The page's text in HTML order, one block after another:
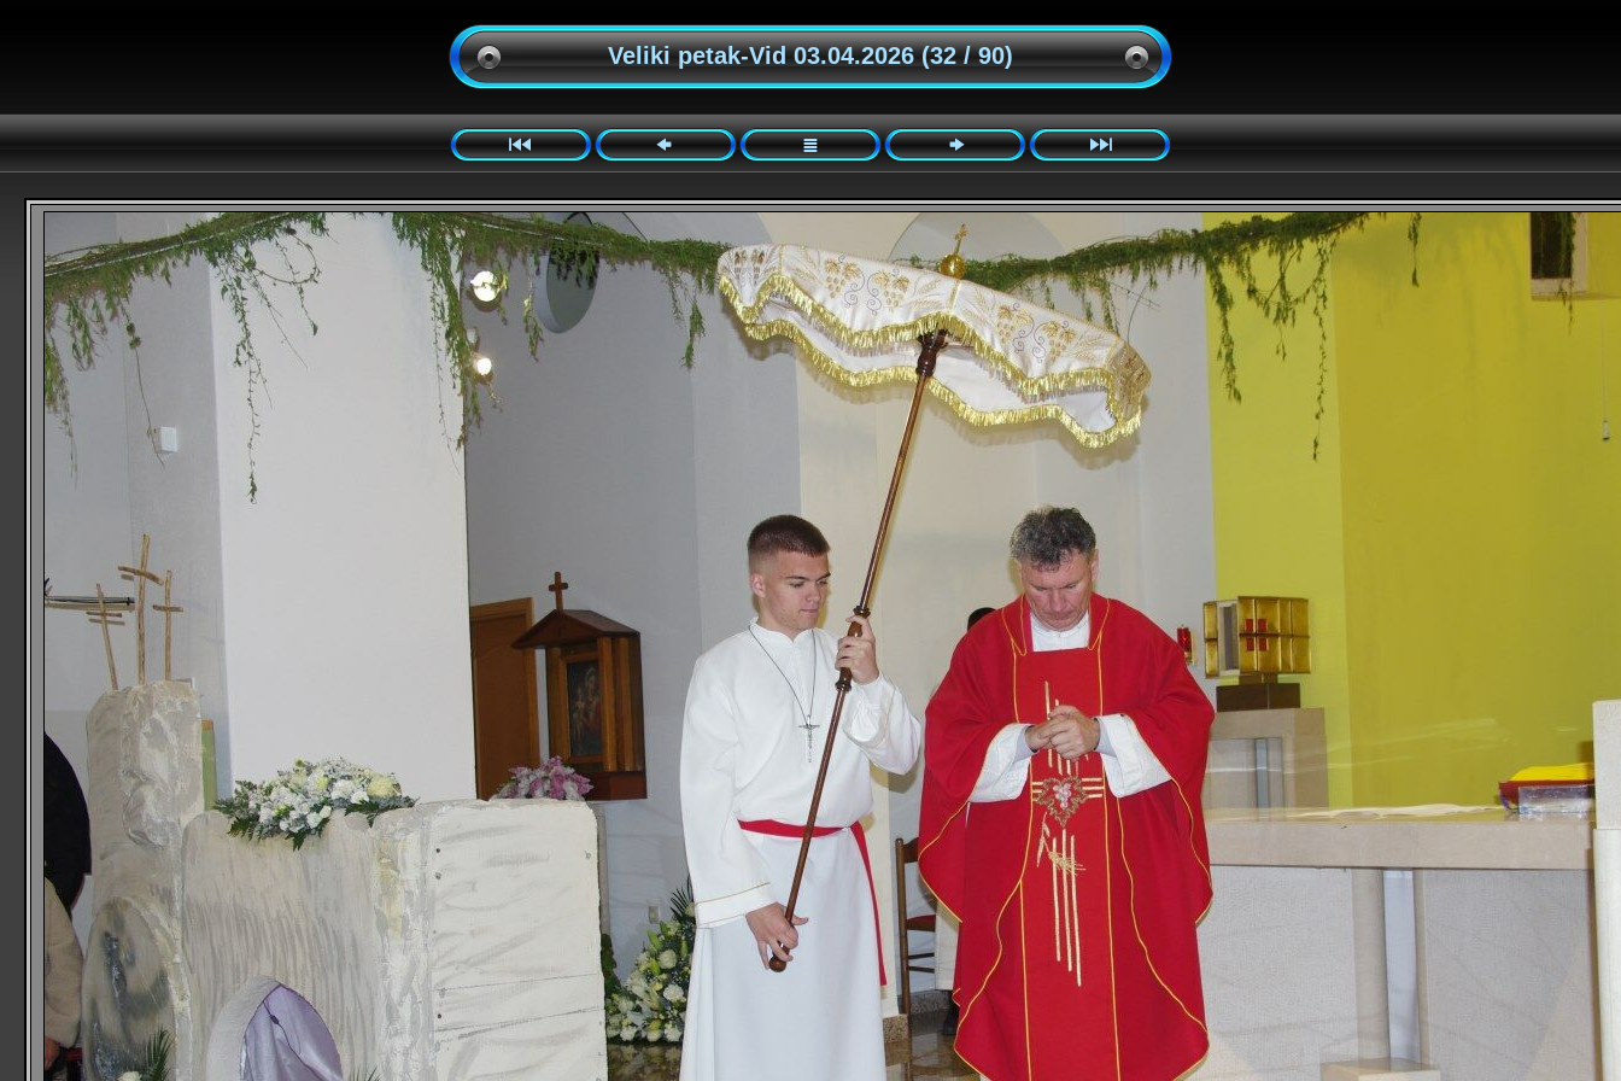
Veliki petak-Vid 03.04.2026 (32 / 90)